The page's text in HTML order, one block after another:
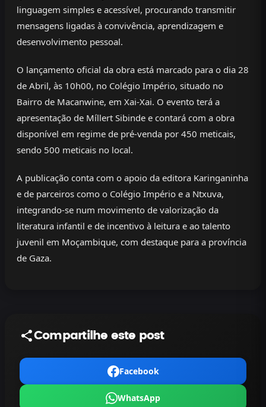
linguagem simples e acessível, procurando transmitir
mensagens ligadas à convivência, aprendizagem e
desenvolvimento pessoal.
O lançamento oficial da obra está marcado para o dia 28
de Abril, às 10h00, no Colégio Império, situado no
Bairro de Macanwine, em Xai-Xai. O evento terá a
apresentação de Míllert Sibinde e contará com a obra
disponível em regime de pré-venda por 450 meticais,
sendo 500 meticais no local.
A publicação conta com o apoio da editora Karinganinha
e de parceiros como o Colégio Império e a Ntxuva,
integrando-se num movimento de valorização da
literatura infantil e de incentivo à leitura e ao talento
juvenil em Moçambique, com destaque para a província
de Gaza.
Compartilhe este post
Facebook
WhatsApp